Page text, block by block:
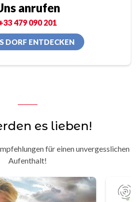
anrufen
479 090 201
DORF ENTDECKEN
es lieben!
für einen unvergesslichen
Aufenthalt!